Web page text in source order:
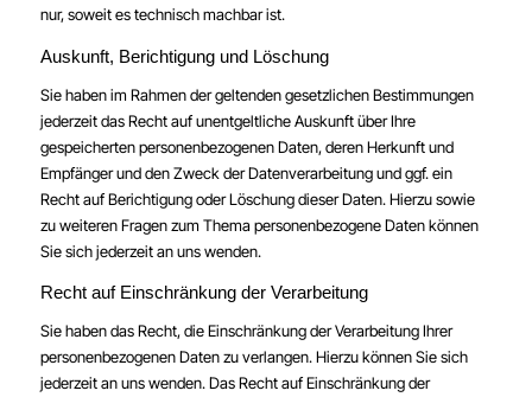
nur, soweit es technisch machbar ist.
Auskunft, Berichtigung und Löschung
Sie haben im Rahmen der geltenden gesetzlichen Bestimmungen
jederzeit das Recht auf unentgeltliche Auskunft über Ihre
gespeicherten personenbezogenen Daten, deren Herkunft und
Empfänger und den Zweck der Datenverarbeitung und ggf. ein
Recht auf Berichtigung oder Löschung dieser Daten. Hierzu sowie
zu weiteren Fragen zum Thema personenbezogene Daten können
Sie sich jederzeit an uns wenden.
Recht auf Einschränkung der Verarbeitung
Sie haben das Recht, die Einschränkung der Verarbeitung Ihrer
personenbezogenen Daten zu verlangen. Hierzu können Sie sich
jederzeit an uns wenden. Das Recht auf Einschränkung der